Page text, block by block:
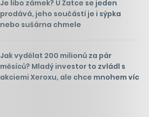
Je libo zámek? U Žatce se jeden
prodává, jeho součástí je i sýpka
nebo sušárna chmele
Jak vydělat 200 milionů za pár
měsíců? Mladý investor to zvládl s
akciemi Xeroxu, ale chce mnohem víc